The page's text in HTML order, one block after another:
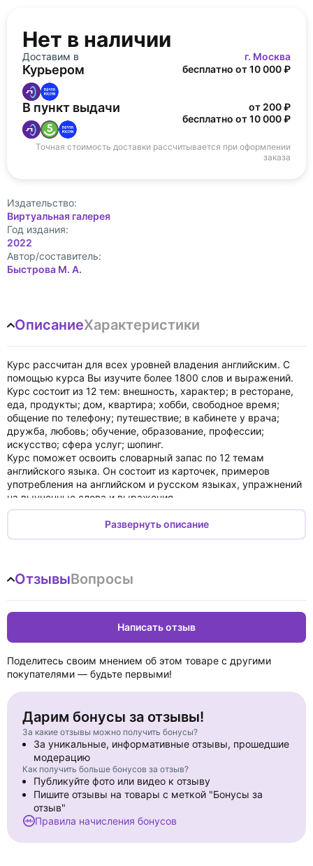
Нет в наличии
Доставим в г. Москва
Курьером бесплатно от 10 000 ₽
В пункт выдачи
от 200 ₽
бесплатно от 10 000 ₽
Точная стоимость доставки рассчитывается при оформлении
заказа
Издательство:
Виртуальная галерея
Год издания:
2022
Автор/составитель:
Быстрова М. А.
ОписаниеХарактеристики
Курс рассчитан для всех уровней владения английским. С
помощью курса Вы изучите более 1800 слов и выражений.
Курс состоит из 12 тем: внешность, характер; в ресторане,
еда, продукты; дом, квартира; хобби, свободное время;
общение по телефону; путешествие; в кабинете у врача;
дружба, любовь; обучение, образование, профессии;
искусство; сфера услуг; шопинг.
Курс поможет освоить словарный запас по 12 темам
английского языка. Он состоит из карточек, примеров
употребления на английском и русском языках, упражнений
на выученные слова и выражения.
Все слова и примеры употребления озвучены дикторами.
Развернуть описание
ОтзывыВопросы
Написать отзыв
Поделитесь своим мнением об этом товаре с другими
покупателями — будьте первыми!
Дарим бонусы за отзывы!
За какие отзывы можно получить бонусы?
За уникальные, информативные отзывы, прошедшие
модерацию
Как получить больше бонусов за отзыв?
Публикуйте фото или видео к отзыву
Пишите отзывы на товары с меткой "Бонусы за
отзыв"
Правила начисления бонусов